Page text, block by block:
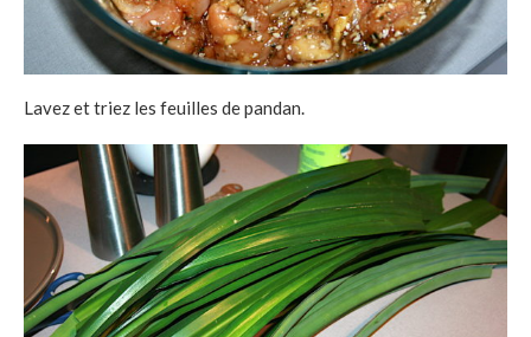
Lavez et triez les feuilles de pandan.